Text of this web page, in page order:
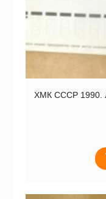
ХМК СССР 1990.